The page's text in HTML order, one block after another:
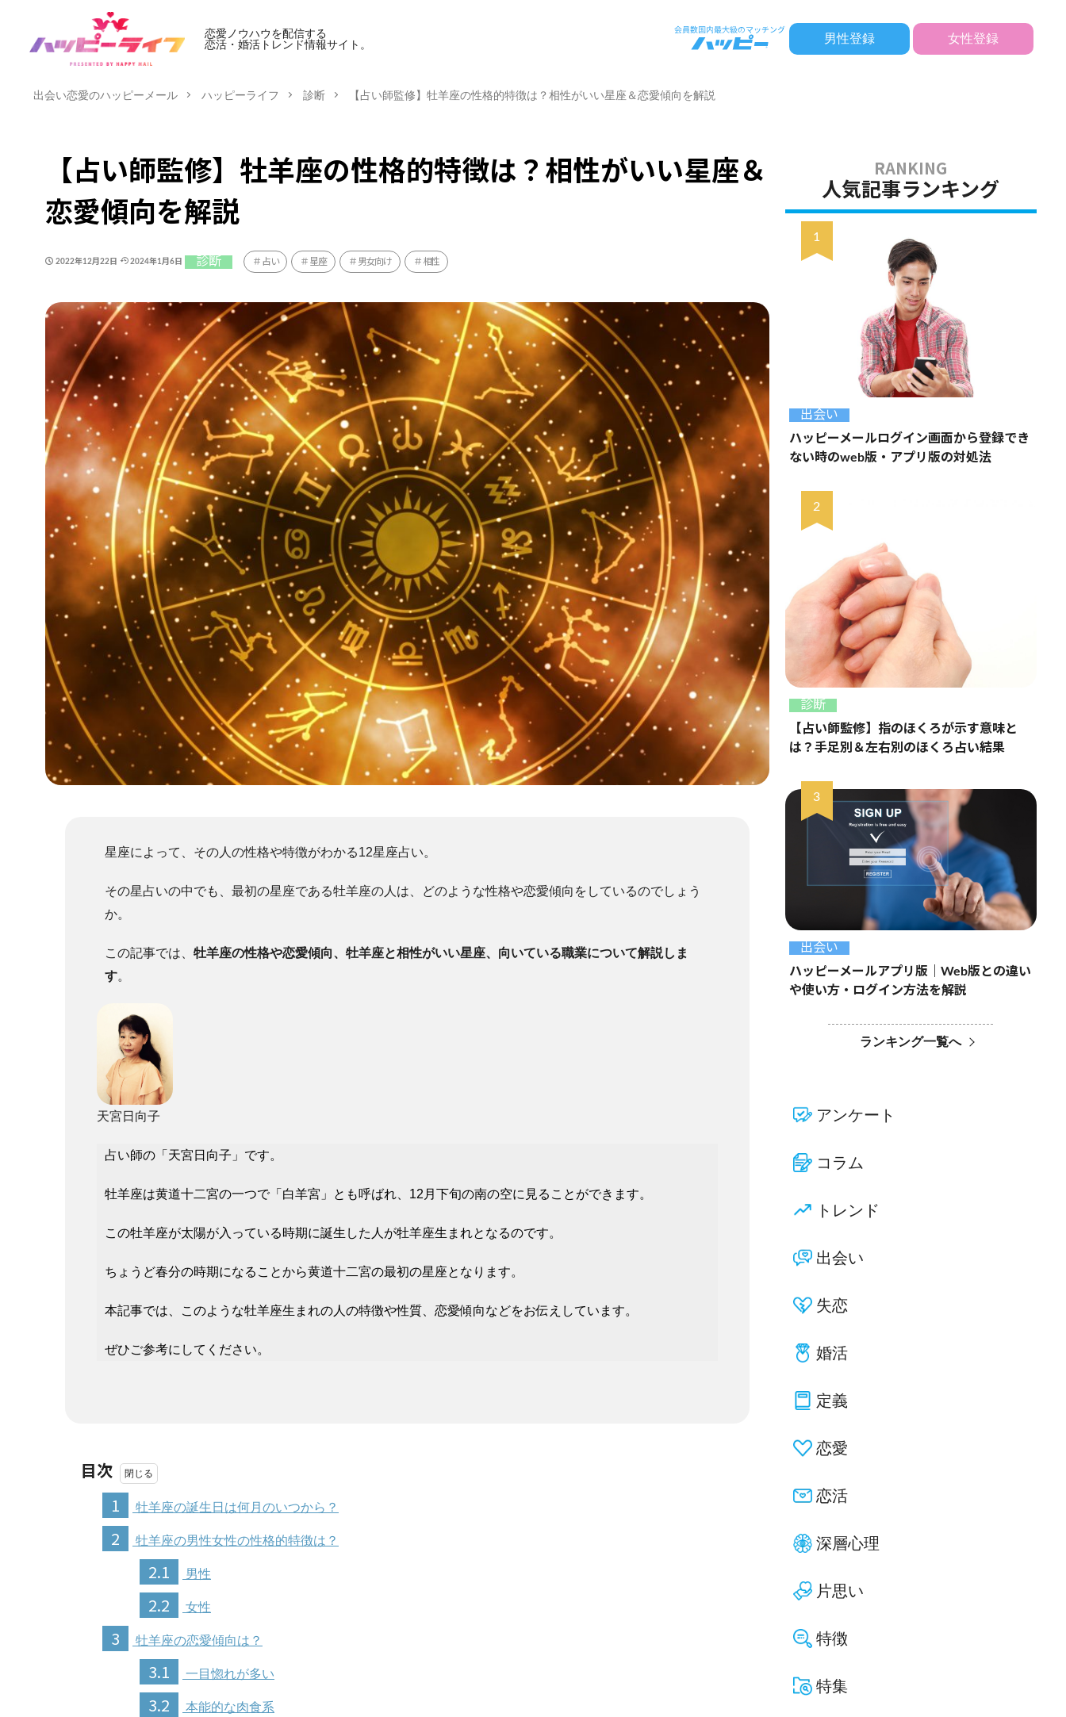
恋愛ノウハウを配信する
恋活・婚活トレンド情報サイト。
男性登録 女性登録
出会い恋愛のハッピーメール ハッピーライフ 診断 【占い師監修】牡羊座の性格的特徴は？相性がいい星座＆恋愛傾向を解説
【占い師監修】牡羊座の性格的特徴は？相性がいい星座＆
恋愛傾向を解説
2022年12月22日 2024年1月6日 診断 占い 星座 男女向け 相性
星座によって、その人の性格や特徴がわかる12星座占い。
その星占いの中でも、最初の星座である牡羊座の人は、どのような性格や恋愛傾向をしているのでしょう
か。
この記事では、 牡羊座の性格や恋愛傾向、牡羊座と相性がいい星座、向いている職業について解説しま
す。
天宮日向子
占い師の「天宮日向子」です。
牡羊座は黄道十二宮の一つで「白羊宮」とも呼ばれ、12月下旬の南の空に見ることができます。
この牡羊座が太陽が入っている時期に誕生した人が牡羊座生まれとなるのです。
ちょうど春分の時期になることから黄道十二宮の最初の星座となります。
本記事では、このような牡羊座生まれの人の特徴や性質、恋愛傾向などをお伝えしています。
ぜひご参考にしてください。
目次
1
牡羊座の誕生日は何月のいつから？
2 牡羊座の男性女性の性格的特徴は？
2.1 男性
2.2 女性
3 牡羊座の恋愛傾向は？
3.1 一目惚れが多い
3.2 本能的な肉食系
人気記事ランキング
出会い
ハッピーメールログイン画面から登録でき
ない時のweb版・アプリ版の対処法
診断
【占い師監修】指のほくろが示す意味と
は？手足別＆左右別のほくろ占い結果
出会い
ハッピーメールアプリ版｜Web版との違い
や使い方・ログイン方法を解説
ランキング一覧へ
アンケート
コラム
トレンド
出会い
失恋
婚活
定義
恋愛
恋活
深層心理
片思い
特徴
特集